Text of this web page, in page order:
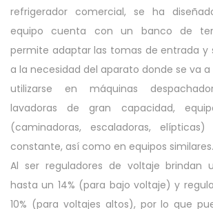
refrigerador comercial, se ha
equipo cuenta con un banco de
permite adaptar las tomas de entrada y
a la necesidad del aparato donde se va
utilizarse en máquinas
lavadoras de gran capacidad,
(caminadoras, escaladoras,
constante, así como en equipos similares.
Al ser reguladores de voltaje brindan
hasta un 14% (para bajo voltaje) y
10% (para voltajes altos), por lo que